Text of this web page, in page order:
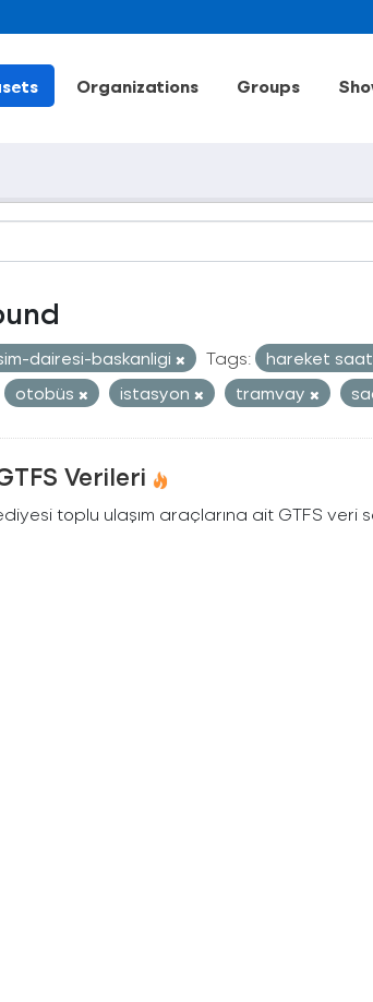
Organizations Groups
dairesi-baskanligi Tags:
hareket
otobüs istasyon tramvay
Verileri
toplu ulaşım araçlarına ait GTFS veri